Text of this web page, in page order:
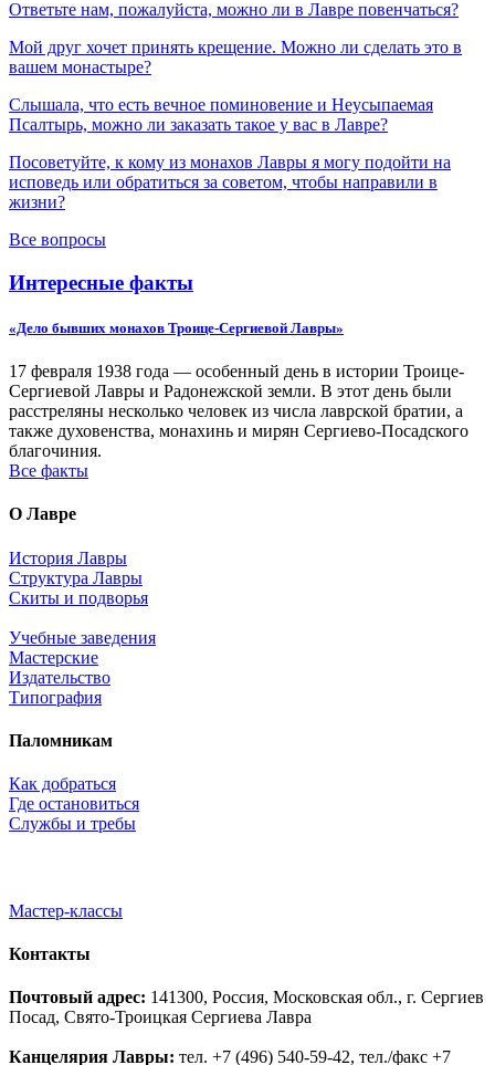
Ответьте нам, пожалуйста, можно ли в Лавре повенчаться?
Мой друг хочет принять крещение. Можно ли сделать это в
вашем монастыре?
Слышала, что есть вечное поминовение и Неусыпаемая
Псалтырь, можно ли заказать такое у вас в Лавре?
Посоветуйте, к кому из монахов Лавры я могу подойти на
исповедь или обратиться за советом, чтобы направили в
жизни?
Все вопросы
Интересные факты
«Дело бывших монахов Троице-Сергиевой Лавры»
17 февраля 1938 года — особенный день в истории Троице-
Сергиевой Лавры и Радонежской земли. В этот день были
расстреляны несколько человек из числа лаврской братии, а
также духовенства, монахинь и мирян Сергиево-Посадского
благочиния.
Все факты
О Лавре
История Лавры
Структура Лавры
Скиты и подворья
Учебные заведения
Мастерские
Издательство
Типография
Паломникам
Как добраться
Где остановиться
Службы и требы
Мастер-классы
Контакты
Почтовый адрес: 141300, Россия, Московская обл., г. Сергиев
Посад, Свято-Троицкая Сергиева Лавра
Канцелярия Лавры: тел. +7 (496) 540-59-42, тел./факс +7